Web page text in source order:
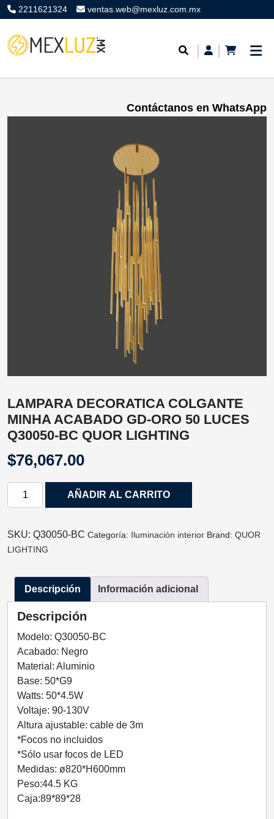
2211621324 ventas.web@mexluz.com.mx
Contáctanos en WhatsApp
LAMPARA DECORATICA COLGANTE
MINHA ACABADO GD-ORO 50 LUCES
Q30050-BC QUOR LIGHTING
$76,067.00
LAMPARA
MINHA
ACABADO
ORO
LUCES
Q30050-
BC
QUOR
LIGHTING
cantidad
AÑADIR AL CARRITO
SKU: Q30050-BC Categoría: Iluminaciòn interior Brand: QUOR
LIGHTING
Descripción Información adicional
Descripción
Modelo: Q30050-BC
Acabado: Negro
Material: Aluminio
Base: 50*G9
Watts: 50*4.5W
Voltaje: 90-130V
Altura ajustable: cable de 3m
*Focos no incluidos
*Sólo usar focos de LED
Medidas: ø820*H600mm
Peso:44.5 KG
Caja:89*89*28